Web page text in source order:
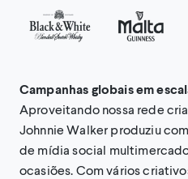
Campanhas globais em
Aproveitando nossa rede
Johnnie Walker produziu
de mídia social
ocasiões. Com vários